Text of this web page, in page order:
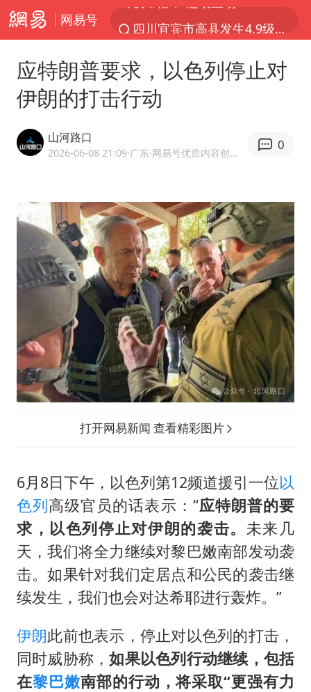
网易号
97岁英国奶奶飞上天再破吉尼斯纪录
泸溪河：桃酥吃出金属牙冠视频不实
改名后的“青海拉面”店
女子开一天一夜空调后二氧化碳中毒
泰高官回应中国人在泰遭歧视：全面调查
河南某医院2.33亿工程串标案细节披露
公司“上四休三”但要降薪1000元
台风灿鸿未来对中国无影响
美媒称美国想用战术核武器对抗中俄
985博士后被曝在妻子孕期出轨后续
“空调24小时开着更省电”不实
应特朗普要求，以色列停止对
伊朗的打击行动
山河路口
2026-06-08 21:09·广东 ·网易号优质内容创作者
0
打开网易新闻 查看精彩图片
6月8日下午，以色列第12频道援引一位以
色列高级官员的话表示：“应特朗普的要
求，以色列停止对伊朗的袭击。 未来几
天，我们将全力继续对黎巴嫩南部发动袭
击。如果针对我们定居点和公民的袭击继
续发生，我们也会对达希耶进行轰炸。”
伊朗此前也表示，停止对以色列的打击，
同时威胁称，如果以色列行动继续，包括
在黎巴嫩南部的行动，将采取“更强有力